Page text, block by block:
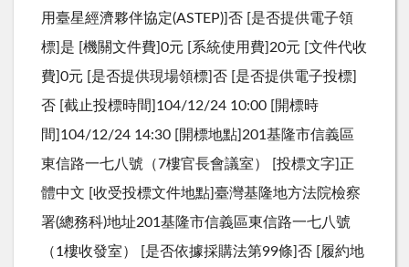
用臺星經濟夥伴協定(ASTEP)]否 [是否提供電子領
標]是 [機關文件費]0元 [系統使用費]20元 [文件代收
費]0元 [是否提供現場領標]否 [是否提供電子投標]
否 [截止投標時間]104/12/24 10:00 [開標時
間]104/12/24 14:30 [開標地點]201基隆市信義區
東信路一七八號（7樓官長會議室） [投標文字]正
體中文 [收受投標文件地點]臺灣基隆地方法院檢察
署(總務科)地址201基隆市信義區東信路一七八號
（1樓收發室） [是否依據採購法第99條]否 [履約地